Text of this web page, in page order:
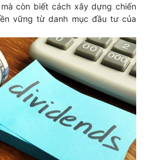
còn biết cách xây dựng chiến
vững từ danh mục đầu tư của